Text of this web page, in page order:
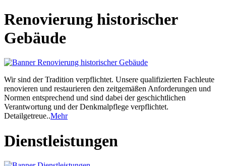
Renovierung historischer
Gebäude
Wir sind der Tradition verpflichtet. Unsere qualifizierten Fachleute
renovieren und restaurieren den zeitgemäßen Anforderungen und
Normen entsprechend und sind dabei der geschichtlichen
Verantwortung und der Denkmalpflege verpflichtet.
Detailgetreue..Mehr
Dienstleistungen